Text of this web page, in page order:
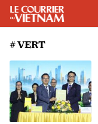
# VERT